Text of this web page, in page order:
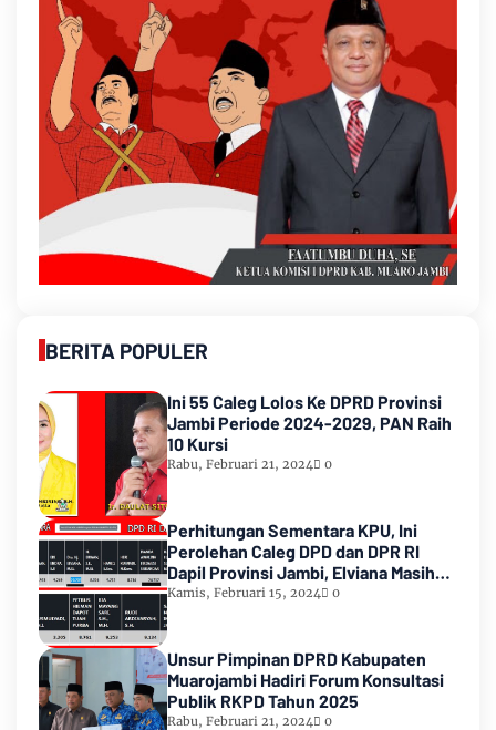
BERITA POPULER
Ini 55 Caleg Lolos Ke DPRD Provinsi
Jambi Periode 2024-2029, PAN Raih
10 Kursi
Rabu, Februari 21, 2024 0
Perhitungan Sementara KPU, Ini
Perolehan Caleg DPD dan DPR RI
Dapil Provinsi Jambi, Elviana Masih
Urutan Kedua Teratas
Kamis, Februari 15, 2024 0
Unsur Pimpinan DPRD Kabupaten
Muarojambi Hadiri Forum Konsultasi
Publik RKPD Tahun 2025
Rabu, Februari 21, 2024 0